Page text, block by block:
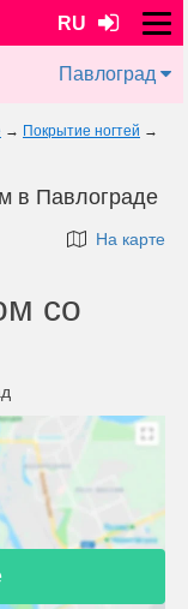
RU
Павлоград
→ Покрытие ногтей →
в Павлограде
На карте
со